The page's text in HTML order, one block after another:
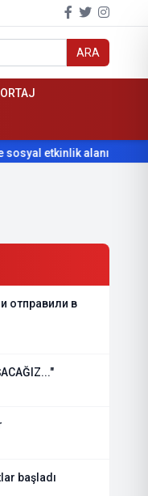
ARA
alanı projesi
отправили в
başladı